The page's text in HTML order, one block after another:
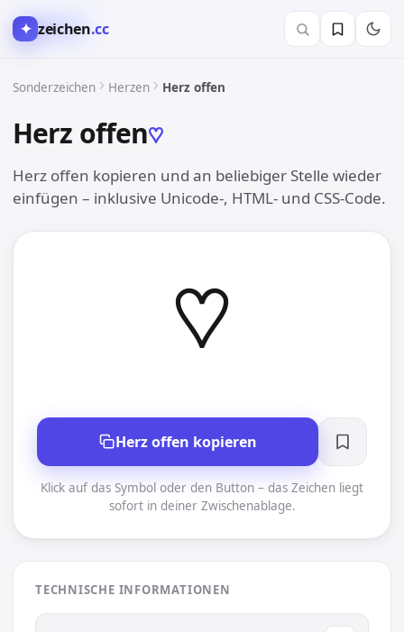
✦ zeichen.cc
Sonderzeichen Herzen Herz offen
Herz offen♡︎
Herz offen kopieren und an beliebiger Stelle wieder
einfügen – inklusive Unicode-, HTML- und CSS-Code.
♥︎ Herzen
♡︎
Herz offen kopieren
Klick auf das Symbol oder den Button – das Zeichen liegt
sofort in deiner Zwischenablage.
TECHNISCHE INFORMATIONEN